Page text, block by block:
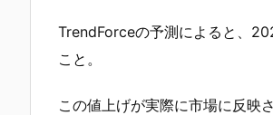
TrendForceの予測によると、
こと。
この値上げが実際に市場に反映